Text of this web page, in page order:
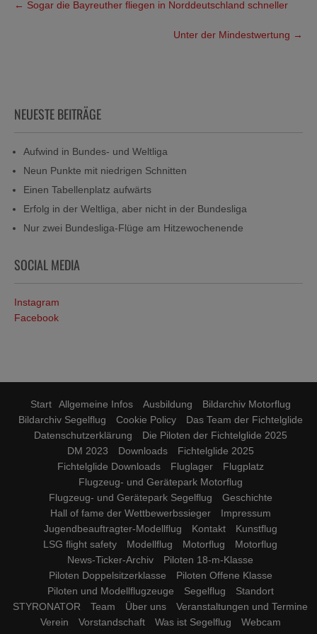
navigation
← Sogar die Bayreuther fliegen in Norddeutschland schneller
Unter der Mindestwertung →
NEUESTE BEITRÄGE
Aufwind in Bundes- und Weltliga
Neun Punkte mit niedrigen Schnitten
Einen Tabellenplatz aufwärts
Erfolg in der Weltliga, aber nicht in der Bundesliga
Nur zwei Bundesliga-Flüge am Hitzewochenende
SOCIAL MEDIA
Instagram
Facebook
Start Allgemeine Infos Ausbildung
Bildarchiv Motorflug
Bildarchiv Segelflug
Cookie Policy
Das Team der Fichtelglide
Datenschutzerklärung
Die Piloten der Fichtelglide 2025
DM 2023
Downloads
Fichtelglide 2025
Fichtelglide Downloads
Fluglager
Flugplatz
Flugzeug- und Gerätepark Motorflug
Flugzeug- und Gerätepark Segelflug
Geschichte
Hall of fame der Wettbewerbssieger
Impressum
Jugendbeauftragter-Modellflug
Kontakt
Kunstflug
LSG flight safety
Modellflug Motorflug
Motorflug
News-Ticker-Archiv
Piloten 18-m-Klasse
Piloten Doppelsitzerklasse
Piloten Offene Klasse
Piloten und Modellflugzeuge
Segelflug
Standort
STYRONATOR
Team Über uns
Veranstaltungen und Termine
Verein
Vorstandschaft Was ist Segelflug
Webcam